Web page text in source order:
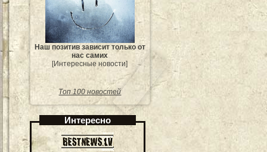
Наш позитив зависит только от
нас самих
[Интересные новости]
Топ 100 новостей
Интересно